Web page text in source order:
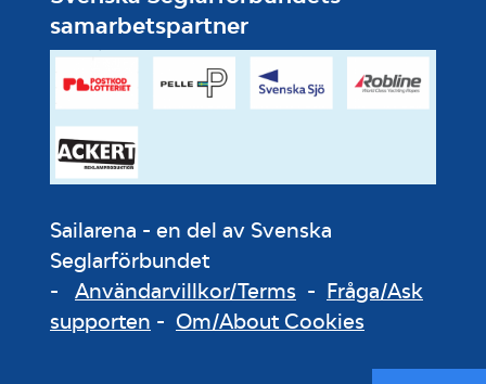
samarbetspartner
Sailarena - en del av Svenska
Seglarförbundet
- Användarvillkor/Terms - Fråga/Ask
supporten - Om/About Cookies